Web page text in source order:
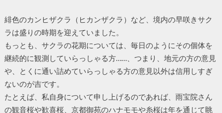
緋色のカンヒザクラ（ヒカンザクラ）など、境内の早咲きサク
ラは盛りの時期を迎えていました。
もっとも、サクラの花期については、毎日のようにその個体を
継続的に観測していらっしゃる方……、つまり、地元の方の意見
や、とくに通い詰めていらっしゃる方の意見以外は信用しすぎ
ないのが吉です。
たとえば、私自身について申し上げるのであれば、雨宝院さん
の観音桜や歓喜桜、京都御苑のハナモモや糸桜は年を通じて眺